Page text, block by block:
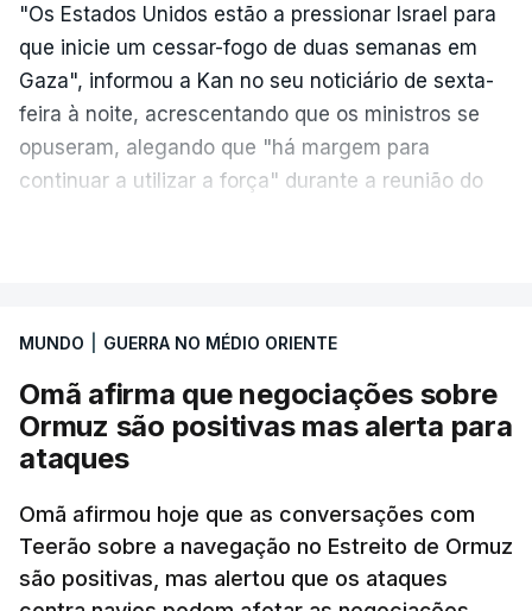
"Os Estados Unidos estão a pressionar Israel para
que inicie um cessar-fogo de duas semanas em
Gaza", informou a Kan no seu noticiário de sexta-
feira à noite, acrescentando que os ministros se
opuseram, alegando que "há margem para
continuar a utilizar a força" durante a reunião do
aplicação do plano de desarmamento do Hamas.
Além disso, o correspondente do canal de
televisão israelita i24News, que também teve
acesso às deliberações do Gabinete, recordou na
autorização formal de Israel para a entrada em
Gaza da Força Internacional de Estabilização, um
contingente multinacional proposto no âmbito do
MUNDO GUERRA NO MÉDIO ORIENTE
Omã afirma que negociações sobre
Ormuz são positivas mas alerta para
ataques
Omã afirmou hoje que as conversações com
Teerão sobre a navegação no Estreito de Ormuz
são positivas, mas alertou que os ataques